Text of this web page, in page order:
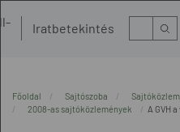
Iratbetekintés Kereső
Főoldal Sajtószoba
2008-as sajtóközlemények
A GVH